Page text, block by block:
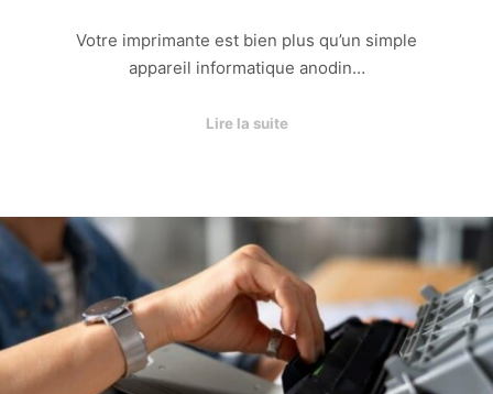
Votre imprimante est bien plus qu’un simple
appareil informatique anodin…
Lire la suite